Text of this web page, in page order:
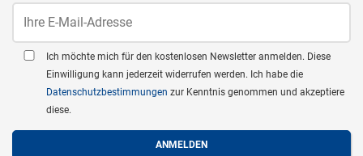
Ich möchte mich für den kostenlosen Newsletter anmelden. Diese
Einwilligung kann jederzeit widerrufen werden. Ich habe die
Datenschutzbestimmungen zur Kenntnis genommen und akzeptiere
diese.